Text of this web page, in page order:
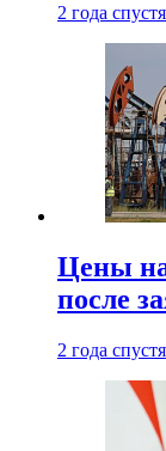
2 года спустя
Цены
после
2 года спустя